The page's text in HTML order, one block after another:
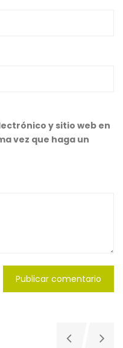
y sitio web en
vez que haga un